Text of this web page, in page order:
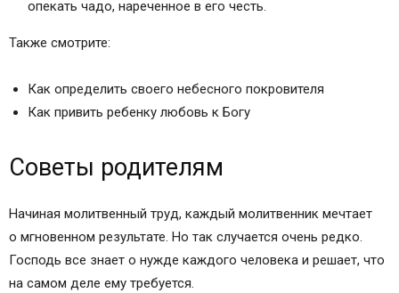
опекать чадо, нареченное в его честь.
Также смотрите:
Как определить своего небесного покровителя
Как привить ребенку любовь к Богу
Советы родителям
Начиная молитвенный труд, каждый молитвенник мечтает
о мгновенном результате. Но так случается очень редко.
Господь все знает о нужде каждого человека и решает, что
на самом деле ему требуется.